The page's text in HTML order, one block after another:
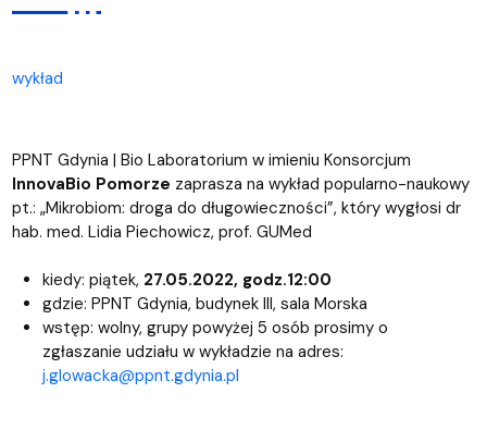
wykład
PPNT Gdynia | Bio Laboratorium w imieniu Konsorcjum
InnovaBio Pomorze zaprasza na wykład popularno-naukowy
pt.: „Mikrobiom: droga do długowieczności”, który wygłosi dr
hab. med. Lidia Piechowicz, prof. GUMed
kiedy: piątek, 27.05.2022, godz.12:00
gdzie: PPNT Gdynia, budynek III, sala Morska
wstęp: wolny, grupy powyżej 5 osób prosimy o
zgłaszanie udziału w wykładzie na adres:
j.glowacka@ppnt.gdynia.pl